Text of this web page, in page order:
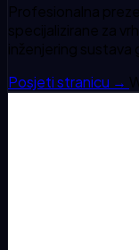
Profesionalna
specijalizirane za
inženjering sustava
Posjeti stranicu →